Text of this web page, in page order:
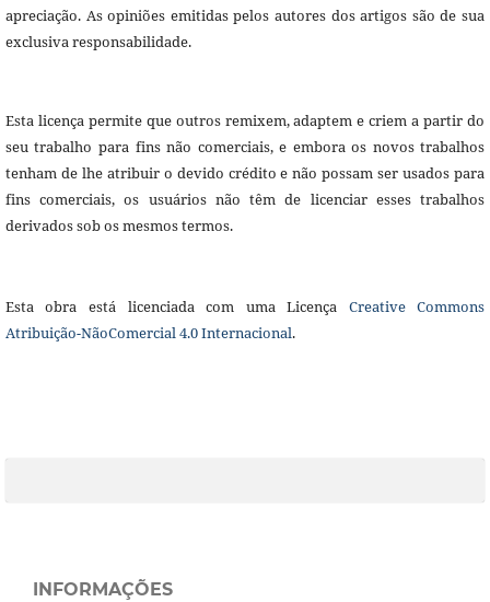
apreciação. As opiniões emitidas pelos autores dos artigos são de sua
exclusiva responsabilidade.
Esta licença permite que outros remixem, adaptem e criem a partir do
seu trabalho para fins não comerciais, e embora os novos trabalhos
tenham de lhe atribuir o devido crédito e não possam ser usados para
fins comerciais, os usuários não têm de licenciar esses trabalhos
derivados sob os mesmos termos.
Esta obra está licenciada com uma Licença Creative Commons
Atribuição-NãoComercial 4.0 Internacional.
INFORMAÇÕES